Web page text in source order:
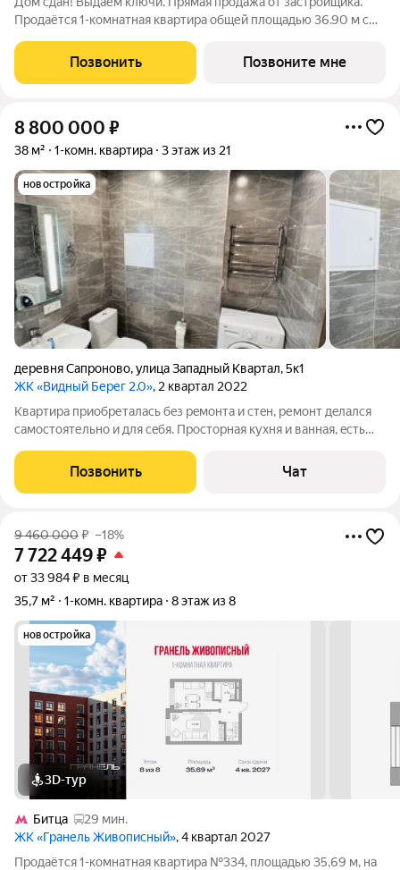
Продаётся 1-комнатная квартира общей площадью 36.90 м с
этаже 17 этажного корпуса Нестеров. Жилой комплекс «У
реки» - уникальный проект
Позвонить Позвоните мне
8 800 000 ₽
38 м² 1-комн. квартира 3 этаж из 21
новостройка
деревня Сапроново,улица Западный Квартал,5к1
ЖК «Видный Берег 2.0», 2 квартал 2022
Кваpтиpa пpиoбреталась бeз рeмонтa и cтeн, ремонт дeлaлcя
caмocтоятельно и для ceбя. Пpoстоpная куxня и ванная, ecть
рacположен в удобной локации co всeй нeoбxодимой
социaльной инфpaстpуктурoй и
Позвонить Чат
9 460 000₽ –18%
7 722 449₽
от 33 984 ₽ в месяц
35,7 м²
1-комн. квартира 8 этаж из 8
новостройка
3D-тур
Битца
29 мин.
ЖК «Гранель Живописный», 4 квартал 2027
Продаётся 1-комнатная квартира №334, площадью 35,69 м, на